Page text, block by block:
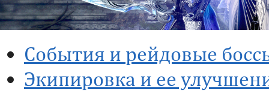
События и рейдовые
Экипировка и ее